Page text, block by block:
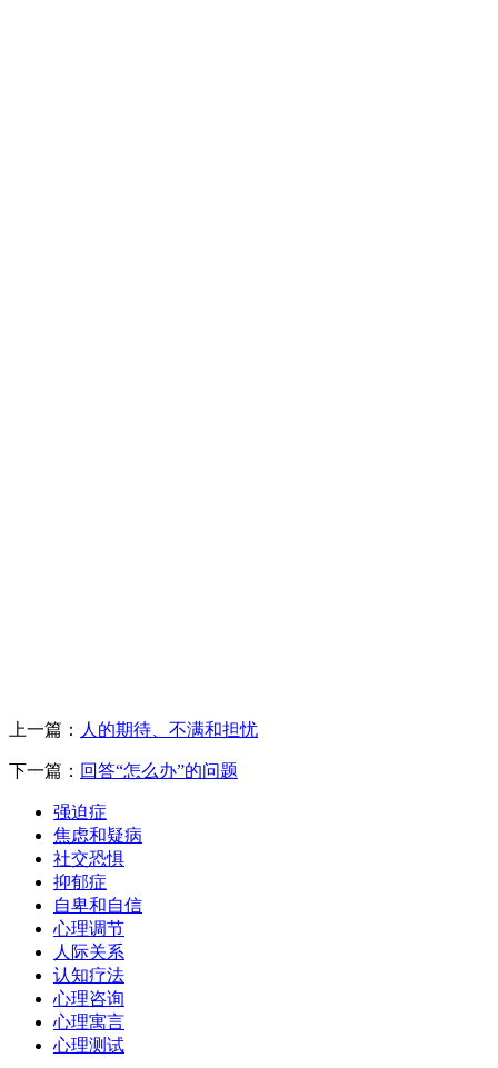
上一篇： 人的期待、不满和担忧
下一篇： 回答“怎么办”的问题
强迫症
焦虑和疑病
社交恐惧
抑郁症
自卑和自信
心理调节
人际关系
认知疗法
心理咨询
心理寓言
心理测试